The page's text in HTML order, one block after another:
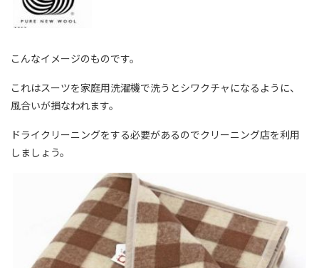
こんなイメージのものです。
これはスーツを家庭用洗濯機で洗うとシワクチャになるように、
風合いが損なわれます。
ドライクリーニングをする必要があるのでクリーニング店を利用
しましょう。